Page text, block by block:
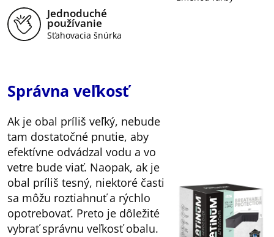
Jednoduché
používanie
Sťahovacia šnúrka
Správna veľkosť
Ak je obal príliš veľký, nebude
tam dostatočné pnutie, aby
efektívne odvádzal vodu a vo
vetre bude viať. Naopak, ak je
obal príliš tesný, niektoré časti
sa môžu roztiahnuť a rýchlo
opotrebovať. Preto je dôležité
vybrať správnu veľkosť obalu.